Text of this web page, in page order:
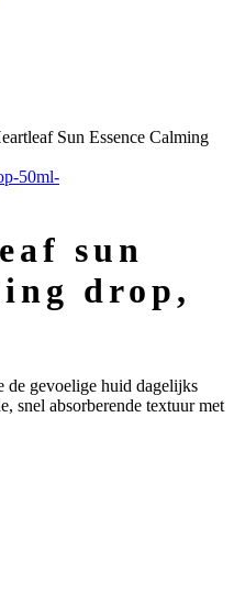
Sun Essence Calming
drop,
de gevoelige huid dagelijks
snel absorberende textuur met